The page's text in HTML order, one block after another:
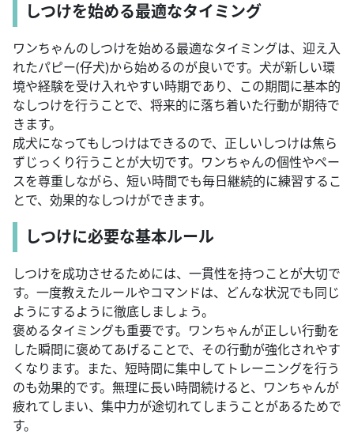
しつけを始める最適なタイミング
ワンちゃんのしつけを始める最適なタイミングは、迎え入
れたパピー(仔犬)から始めるのが良いです。犬が新しい環
境や経験を受け入れやすい時期であり、この期間に基本的
なしつけを行うことで、将来的に落ち着いた行動が期待で
きます。
成犬になってもしつけはできるので、正しいしつけは焦ら
ずじっくり行うことが大切です。ワンちゃんの個性やペー
スを尊重しながら、短い時間でも毎日継続的に練習するこ
とで、効果的なしつけができます。
しつけに必要な基本ルール
しつけを成功させるためには、一貫性を持つことが大切で
す。一度教えたルールやコマンドは、どんな状況でも同じ
ようにするように徹底しましょう。
褒めるタイミングも重要です。ワンちゃんが正しい行動を
した瞬間に褒めてあげることで、その行動が強化されやす
くなります。また、短時間に集中してトレーニングを行う
のも効果的です。無理に長い時間続けると、ワンちゃんが
疲れてしまい、集中力が途切れてしまうことがあるためで
す。